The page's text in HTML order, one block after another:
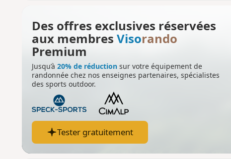
Des offres exclusives réservées
aux membres Visorando
Premium
Jusqu’à 20% de réductionsur votre équipement de
randonnée chez nos enseignes partenaires, spécialistes
des sports outdoor.
Tester gratuitement